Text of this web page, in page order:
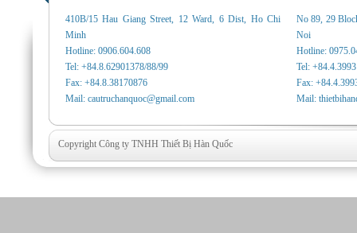
410B/15 Hau Giang Street, 12 Ward, 6 Dist, Ho Chi
Minh
Hotline: 0906.604.608
Tel: +84.8.62901378/88/99
Fax: +84.8.38170876
Mail: cautruchanquoc@gmail.com
No 89, 29
Noi
Hotline:
Tel:
Fax:
Mail:
Copyright Công ty TNHH Thiết Bị Hàn Quốc